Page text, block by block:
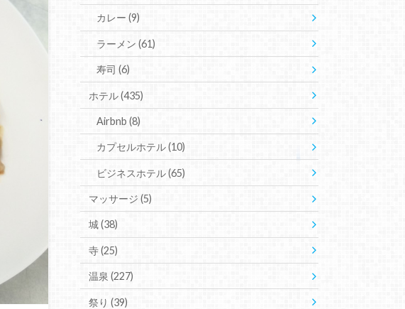
カレー(9)
ラーメン(61)
寿司(6)
ホテル(435)
Airbnb(8)
カプセルホテル(10)
ビジネスホテル(65)
マッサージ (5)
城(38)
寺(25)
温泉 (227)
祭り (39)